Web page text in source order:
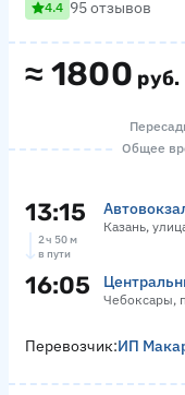
≈ 1800 руб.
4.4 95 отзывов
Общее
13:15 Казань,
2 ч 50 м
в пути
16:05 Чебоксары,
Перевозчик:ИП